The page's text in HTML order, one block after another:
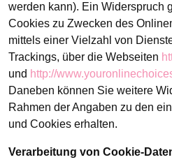
werden kann). Ein Widerspruch
Cookies zu Zwecken des
mittels einer Vielzahl von
Trackings, über die Webseiten
und http://
Daneben können Sie weitere
Rahmen der Angaben zu den
und Cookies erhalten.
Verarbeitung von Cookie-